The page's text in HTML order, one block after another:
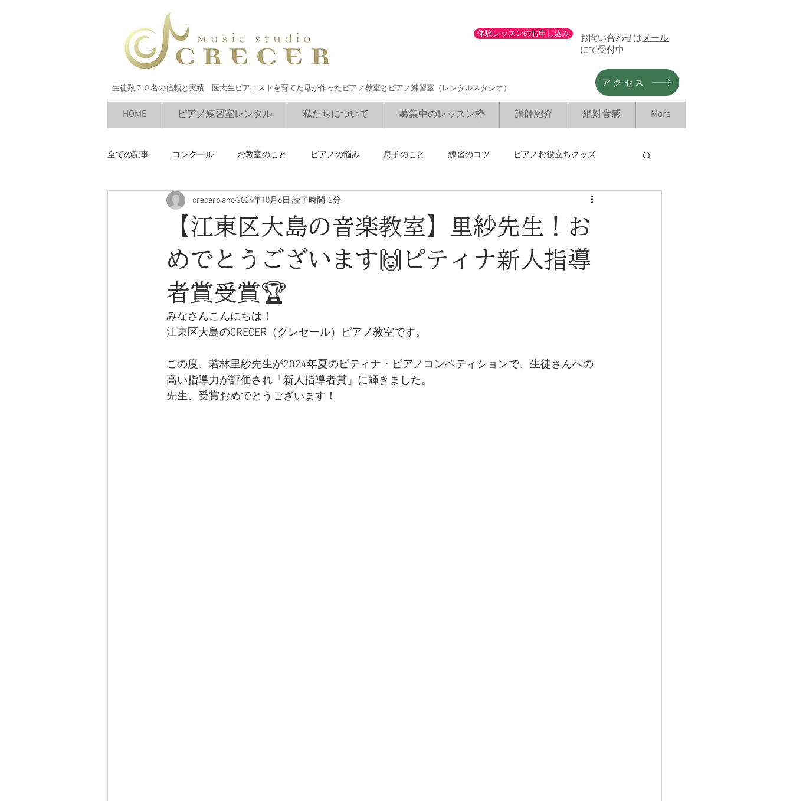
体験レッスンのお申し込み
生徒数７０名の信頼と実績 医大生ピアニストを育てた母が作ったピアノ教室とピアノ練習室（レンタルスタジオ）
お問い合わせはメール
にて受付中
アクセス
HOME ピアノ練習室レンタル 私たちについて 募集中のレッスン枠 講師紹介 絶対音感 More
全ての記事 コンクール お教室のこと ピアノの悩み 息子のこと 練習のコツ ピアノお役立ちグッズ
今すぐ始める ブルグミュラーコンクール
【江東区大島の音楽教室】里紗先生！お
めでとうございます🙌ピティナ新人指導
者賞受賞🏆
crecerpiano 2024年10月6日 読了時間: 2分
みなさんこんにちは！
江東区大島のCRECER（クレセール）ピアノ教室です。
この度、若林里紗先生が2024年夏のピティナ・ピアノコンペティションで、生徒さんへの
高い指導力が評価され「新人指導者賞」に輝きました。
先生、受賞おめでとうございます！